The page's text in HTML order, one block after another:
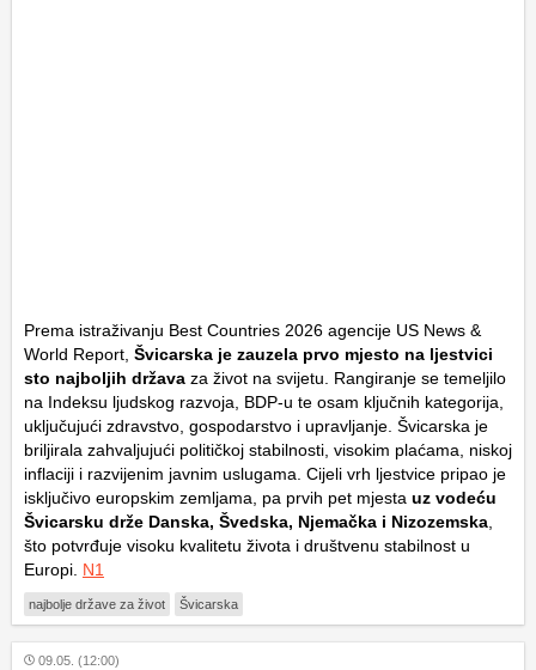
Prema istraživanju Best Countries 2026 agencije US News &
World Report Švicarska je zauzela prvo mjesto na ljestvici
sto najboljih država za život na svijetu. Rangiranje se temeljilo
na Indeksu ljudskog razvoja, BDP-u te osam ključnih kategorija,
uključujući zdravstvo, gospodarstvo i upravljanje. Švicarska je
briljirala zahvaljujući političkoj stabilnosti, visokim plaćama, niskoj
inflaciji i razvijenim javnim uslugama. Cijeli vrh ljestvice pripao je
isključivo europskim zemljama, pa prvih pet mjesta uz vodeću
Švicarsku drže Danska, Švedska, Njemačka i Nizozemska
što potvrđuje visoku kvalitetu života i društvenu stabilnost u
Europi. N1
najbolje države za život Švicarska
09.05. (12:00)